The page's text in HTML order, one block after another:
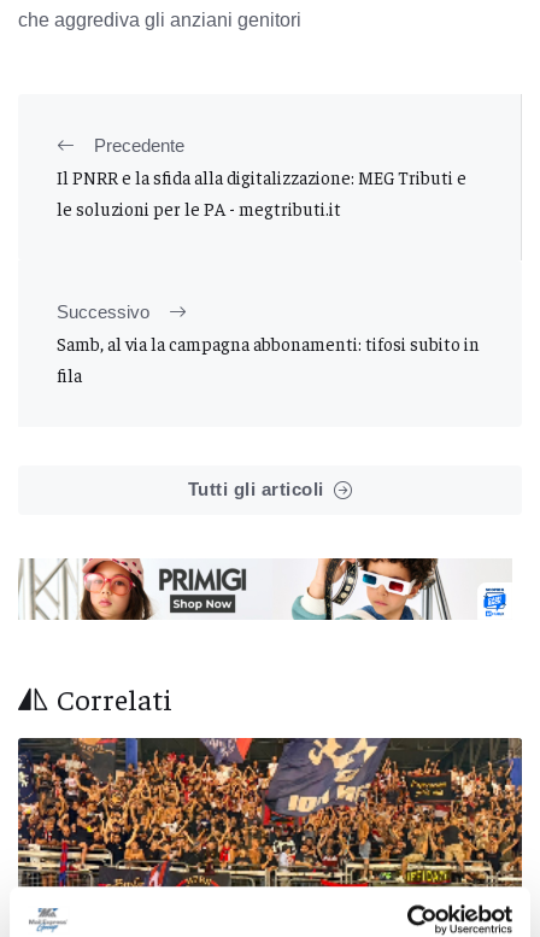
che aggrediva gli anziani genitori
Precedente
Il PNRR e la sfida alla digitalizzazione: MEG Tributi e
le soluzioni per le PA - megtributi.it
Successivo
Samb, al via la campagna abbonamenti: tifosi subito in
fila
Tutti gli articoli
Correlati